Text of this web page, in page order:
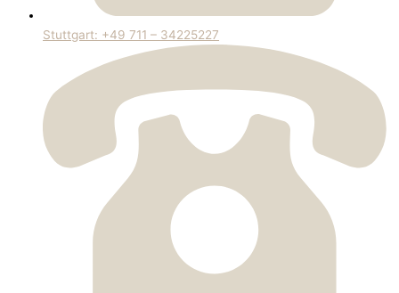
Stuttgart: +49 711 – 34225227